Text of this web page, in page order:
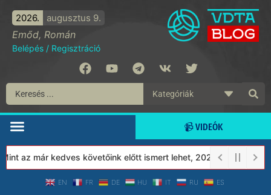
2026. augusztus 9.
Emőd, Román
Belépés / Regisztráció
📹 VIDEÓK
az már kedves követőink előtt ismert lehet, 2023-tól a Védett
EN FR DE HU IT RU ES